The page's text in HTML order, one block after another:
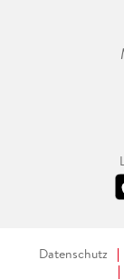
Datenschutz